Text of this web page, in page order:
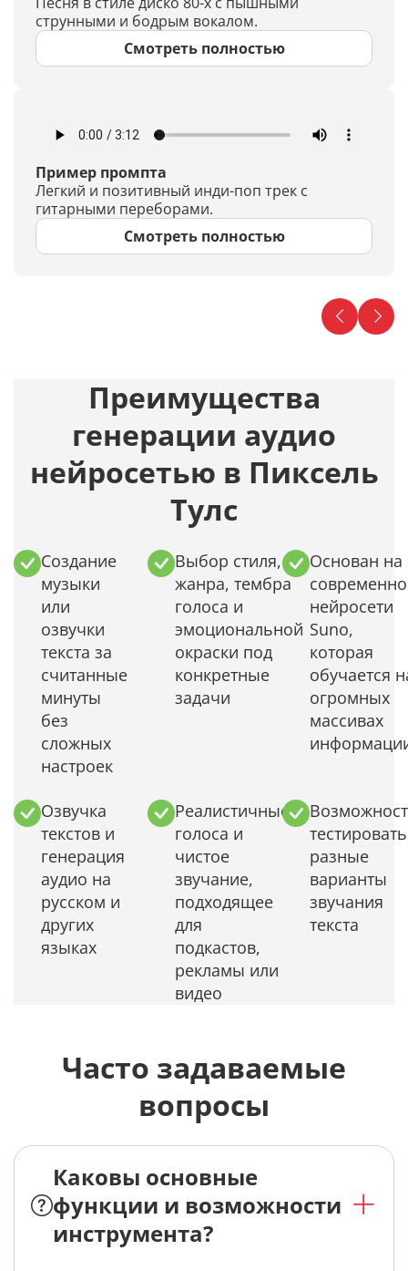
струнными и бодрым вокалом.
Смотреть полностью
Пример промпта
Легкий и позитивный инди-поп трек с
гитарными переборами.
Смотреть полностью
Преимущества
генерации аудио
нейросетью в Пиксель
Тулс
Создание
музыки
или
озвучки
текста за
считанные
минуты
без
сложных
настроек
Выбор стиля,
жанра, тембра
голоса и
эмоциональной
окраски под
конкретные
задачи
Основан на
нейросети
Suno,
которая
обучается
огромных
массивах
Озвучка
текстов и
генерация
аудио на
русском и
других
языках
Реалистичные
голоса и
чистое
звучание,
подходящее
для
подкастов,
рекламы или
видео
тестировать
разные
варианты
звучания
текста
Часто задаваемые
вопросы
Каковы основные
функции и возможности
инструмента?